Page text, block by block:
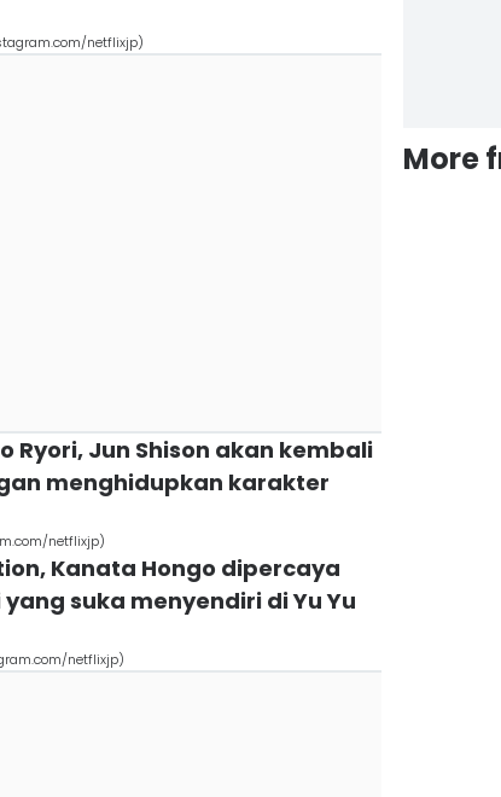
netflixjp)
Ryori, Jun Shison akan kembali
menghidupkan karakter
netflixjp)
Kanata Hongo dipercaya
suka menyendiri di Yu Yu
netflixjp)
More